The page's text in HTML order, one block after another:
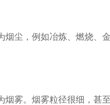
尘，例如冶炼、燃烧、
雾。烟雾粒径很细，甚